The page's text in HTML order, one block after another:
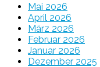
Mai 2026
April 2026
März 2026
Februar 2026
Januar 2026
Dezember 2025